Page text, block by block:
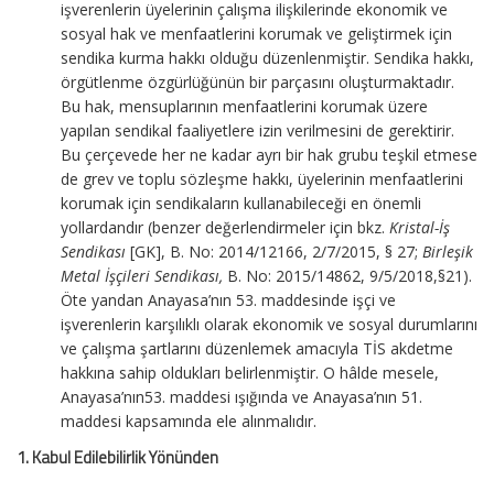
işverenlerin üyelerinin çalışma ilişkilerinde ekonomik ve
sosyal hak ve menfaatlerini korumak ve geliştirmek için
sendika kurma hakkı olduğu düzenlenmiştir. Sendika hakkı,
örgütlenme özgürlüğünün bir parçasını oluşturmaktadır.
Bu hak, mensuplarının menfaatlerini korumak üzere
yapılan sendikal faaliyetlere izin verilmesini de gerektirir.
Bu çerçevede her ne kadar ayrı bir hak grubu teşkil etmese
de grev ve toplu sözleşme hakkı, üyelerinin menfaatlerini
korumak için sendikaların kullanabileceği en önemli
yollardandır (benzer değerlendirmeler için bkz. Kristal-İş
Sendikası [GK], B. No: 2014/12166, 2/7/2015, § 27; Birleşik
Metal İşçileri Sendikası, B. No: 2015/14862, 9/5/2018,§21).
Öte yandan Anayasa’nın 53. maddesinde işçi ve
işverenlerin karşılıklı olarak ekonomik ve sosyal durumlarını
ve çalışma şartlarını düzenlemek amacıyla TİS akdetme
hakkına sahip oldukları belirlenmiştir. O hâlde mesele,
Anayasa’nın53. maddesi ışığında ve Anayasa’nın 51.
maddesi kapsamında ele alınmalıdır.
1. Kabul Edilebilirlik Yönünden